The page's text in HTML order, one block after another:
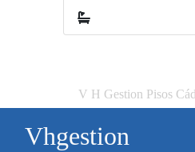
V H Gestion Pisos
Vhgestion